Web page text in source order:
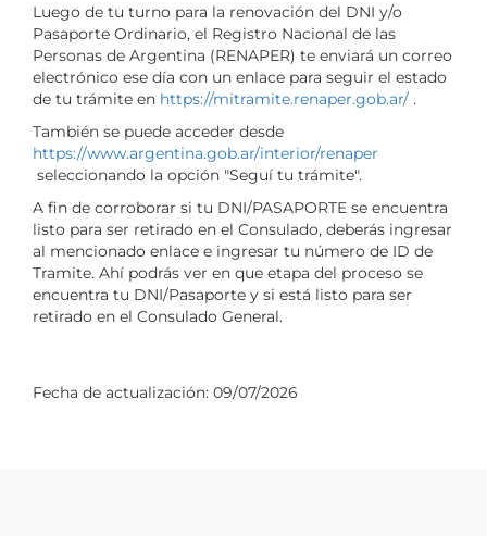
Luego de tu turno para la renovación del DNI y/o
Pasaporte Ordinario, el Registro Nacional de las
Personas de Argentina (RENAPER) te enviará un correo
electrónico ese día con un enlace para seguir el estado
de tu trámite en https://mitramite.renaper.gob.ar/ .
También se puede acceder desde
https://www.argentina.gob.ar/interior/renaper
seleccionando la opción "Seguí tu trámite".
A fin de corroborar si tu DNI/PASAPORTE se encuentra
listo para ser retirado en el Consulado, deberás ingresar
al mencionado enlace e ingresar tu número de ID de
Tramite. Ahí podrás ver en que etapa del proceso se
encuentra tu DNI/Pasaporte y si está listo para ser
retirado en el Consulado General.
Fecha de actualización: 09/07/2026